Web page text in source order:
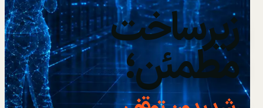
زیرساخت
مطمئن؛